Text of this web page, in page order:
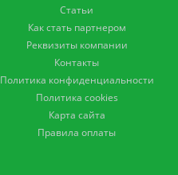
Статьи
Как стать партнером
Реквизиты компании
Контакты
Политика конфиденциальности
Политика cookies
Карта сайта
Правила оплаты